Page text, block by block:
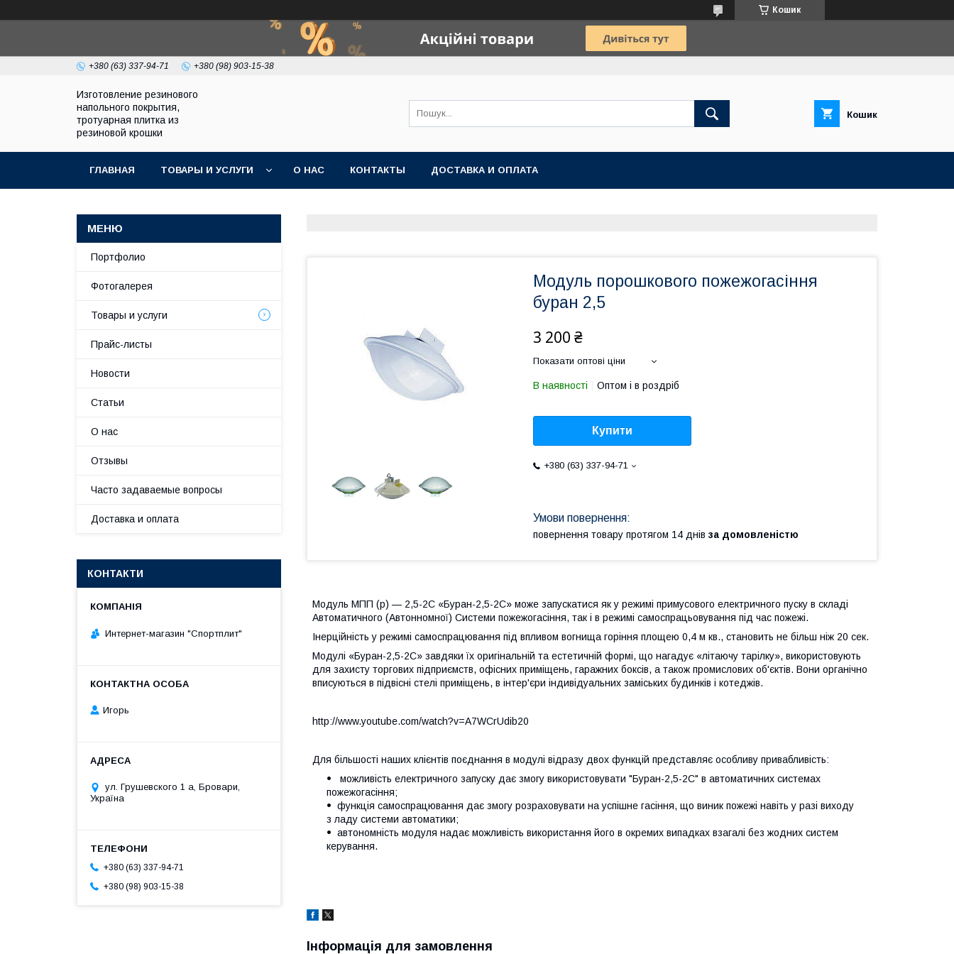
Кошик
+380 (63) 337-94-71 +380 (98) 903-15-38
Изготовление резинового
напольного покрытия,
тротуарная плитка из
резиновой крошки
Кошик
ГЛАВНАЯ ТОВАРЫ И УСЛУГИ О НАС КОНТАКТЫ ДОСТАВКА И ОПЛАТА
Модуль порошкового пожежогасіння
буран 2,5
3 200 ₴
Показати оптові ціни
В наявності Оптом і в роздріб
Купити
+380 (63) 337-94-71
повернення товару протягом 14 днів за домовленістю
Модуль МПП (р) — 2,5-2С «Буран-2,5-2С» може запускатися як у режимі примусового електричного пуску в складі
Автоматичного (Автонномної) Системи пожежогасіння, так і в режимі самоспрацьовування під час пожежі.
Інерційність у режимі самоспрацювання під впливом вогнища горіння площею 0,4 м кв., становить не більш ніж 20 сек.
Модулі «Буран-2,5-2С» завдяки їх оригінальній та естетичній формі, що нагадує «літаючу тарілку», використовують
для захисту торгових підприємств, офісних приміщень, гаражних боксів, а також промислових об'єктів. Вони органічно
вписуються в підвісні стелі приміщень, в інтер'єри індивідуальних заміських будинків і котеджів.
http://www.youtube.com/watch?v=A7WCrUdib20
Для більшості наших клієнтів поєднання в модулі відразу двох функцій представляє особливу привабливість:
можливість електричного запуску дає змогу використовувати "Буран-2,5-2С" в автоматичних системах
пожежогасіння;
функція самоспрацювання дає змогу розраховувати на успішне гасіння, що виник пожежі навіть у разі виходу
з ладу системи автоматики;
автономність модуля надає можливість використання його в окремих випадках взагалі без жодних систем
керування.
Інформація для замовлення
Портфолио
Фотогалерея
Товары и услуги
Прайс-листы
Новости
Статьи
О нас
Отзывы
Часто задаваемые вопросы
Доставка и оплата
КОНТАКТИ
Интернет-магазин "Спортплит"
Игорь
ул. Грушевского 1 а, Бровари,
Україна
+380 (63) 337-94-71
+380 (98) 903-15-38